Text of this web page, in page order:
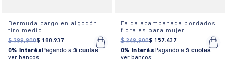
Bermuda cargo en algodón
tiro medio
$ 299.900$ 188.937
0% Interés Pagando a 3 cuotas.
Falda acampanada bordados
florales para mujer
$ 249.900$ 157.437
0% Interés Pagando a 3 cuotas.